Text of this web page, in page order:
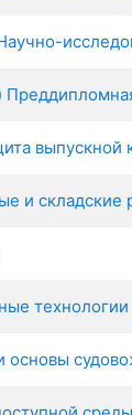
выпускной
и складские
технологии
основы